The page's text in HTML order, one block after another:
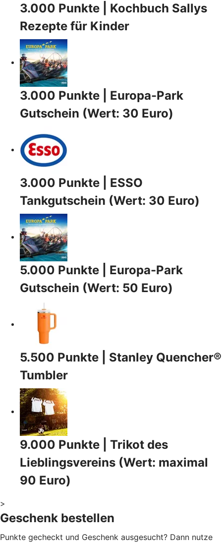
3.000 Punkte | Kochbuch Sallys
Rezepte für Kinder
3.000 Punkte | Europa-Park
Gutschein (Wert: 30 Euro)
3.000 Punkte | ESSO
Tankgutschein (Wert: 30 Euro)
5.000 Punkte | Europa-Park
Gutschein (Wert: 50 Euro)
5.500 Punkte | Stanley Quencher®
Tumbler
9.000 Punkte | Trikot des
Lieblingsvereins (Wert: maximal
90 Euro)
>
Geschenk bestellen
Punkte gecheckt und Geschenk ausgesucht? Dann nutze